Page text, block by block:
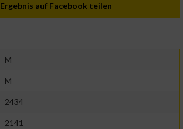
Ergebnis auf Facebook teilen
M
M
2434
2141